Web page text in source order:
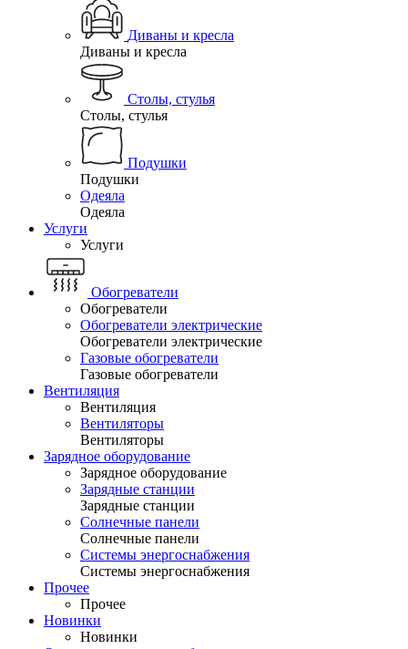
Диваны и кресла
Диваны и кресла
Столы, стулья
Столы, стулья
Подушки
Подушки
Одеяла
Одеяла
Услуги
Услуги
Обогреватели
Обогреватели
Обогреватели электрические
Обогреватели электрические
Газовые обогреватели
Газовые обогреватели
Вентиляция
Вентиляция
Вентиляторы
Вентиляторы
Зарядное оборудование
Зарядное оборудование
Зарядные станции
Зарядные станции
Солнечные панели
Солнечные панели
Системы энергоснабжения
Системы энергоснабжения
Прочее
Прочее
Новинки
Новинки